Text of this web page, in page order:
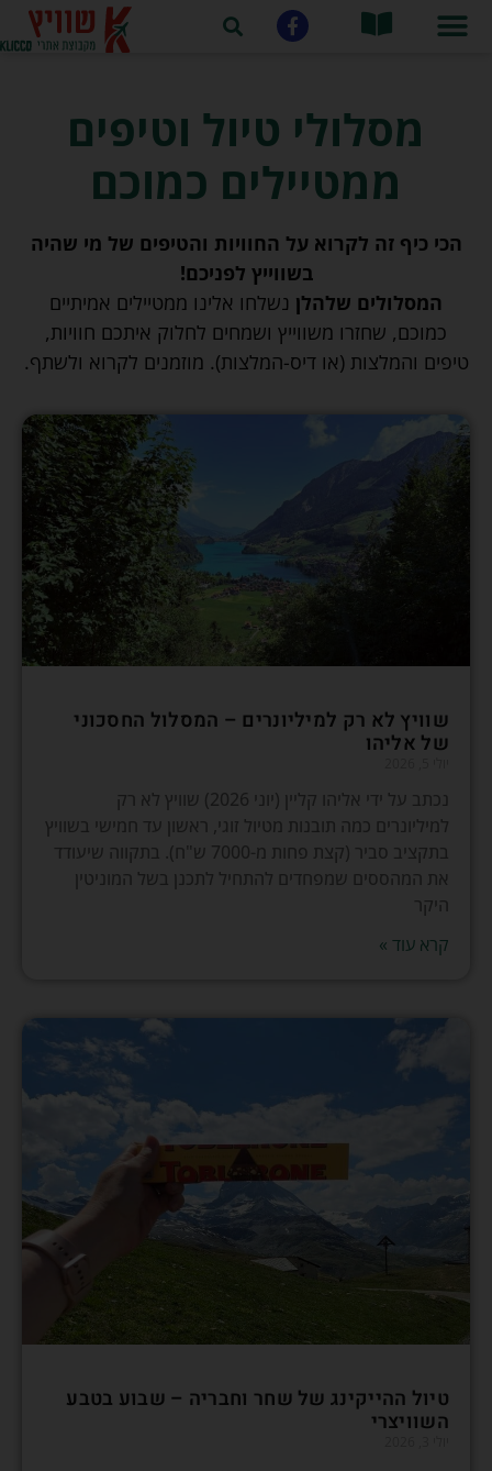
מסלולי טיול וטיפים
ממטיילים כמוכם
הכי כיף זה לקרוא על החוויות והטיפים של מי שהיה
בשווייץ לפניכם!
המסלולים שלהלן נשלחו אלינו ממטיילים אמיתיים
כמוכם, שחזרו משווייץ ושמחים לחלוק איתכם חוויות,
טיפים והמלצות (או דיס-המלצות). מוזמנים לקרוא ולשתף.
שוויץ לא רק למיליונרים – המסלול החסכוני
של אליהו
נכתב על ידי אליהו קליין (יוני 2026) שוויץ לא רק
למיליונרים כמה תובנות מטיול זוגי, ראשון עד חמישי בשוויץ
בתקציב סביר (קצת פחות מ-7000 ש"ח). בתקווה שיעודד
את המהססים שמפחדים להתחיל לתכנן בשל המוניטין
היקר
קרא עוד »
טיול ההייקינג של שחר וחבריה – שבוע בטבע
השוויצרי